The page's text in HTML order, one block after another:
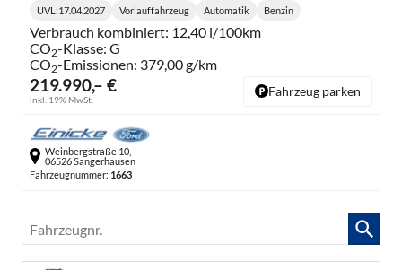
219.990,– €
inkl. 19% MwSt.
Lieferzeit:
UVL :17.04.2027 Vorlauffahrzeug
Getriebe:
Automatik
Kraftstoff:
Benzin
Verbrauch kombiniert: 12,40 l/100km
CO2-Klasse: G
CO2-Emissionen: 379,00 g/km
Fahrzeug parken
Weinbergstraße 10,
06526 Sangerhausen
Fahrzeugnummer: 1663
Fahrzeugnr.